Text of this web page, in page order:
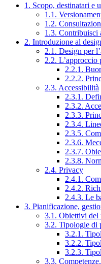
1. Scopo, destinatari e
1.1.
1.2.
1.3. Contribuisci
2. Introduzione al
2.1. Design per
2.2. L’approccio
2.2.1.
2.2.2.
2.3. Accessibilità
2.3.1.
2.3.2.
2.3.3.
2.3.4.
2.3.5.
2.3.6.
2.3.7.
2.3.8.
2.4. Privacy
2.4.1.
2.4.2.
2.4.3. Le
3. Pianificazione,
3.1. Obiettivi del
3.2. Tipologie di
3.2.1.
3.2.2.
3.2.3.
3.3.